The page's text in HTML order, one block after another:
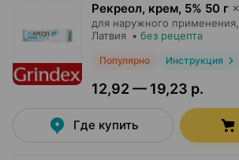
Рекреол, крем, 5% 50 г ×
для наружного применения,
Латвия • без рецепта
Популярно Инструкция
12,92 — 19,23 р.
Где купить